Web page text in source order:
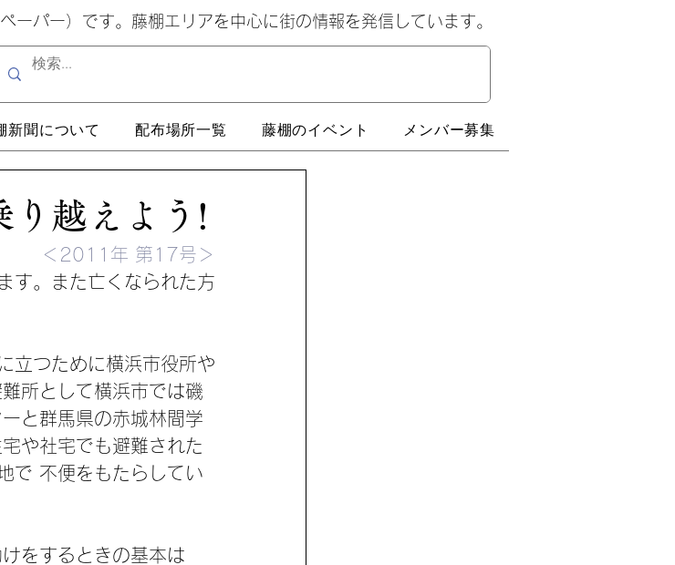
ーパー）です。藤棚エリアを中心に街の情報を発信しています。
新聞について 配布場所一覧 藤棚のイベント メンバー募集
り越えよう!
＜2011年 第17号＞
す。また亡くなられた方
立つために横浜市役所や
所として横浜市では磯
と群馬県の赤城林間学
や社宅でも避難された
で 不便をもたらしてい
をするときの基本は